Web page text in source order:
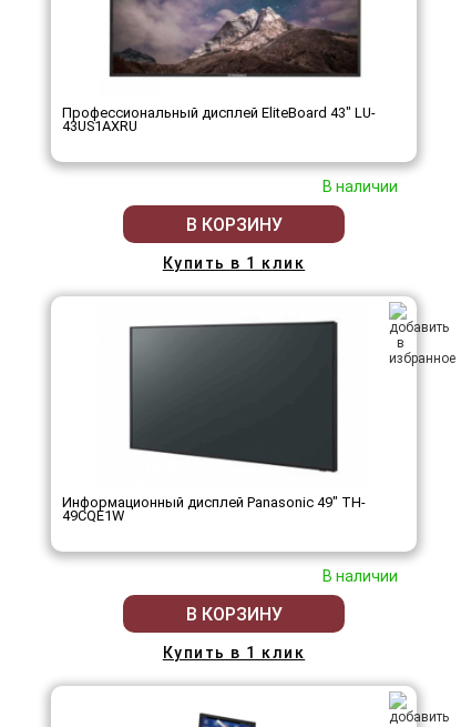
Профессиональный дисплей EliteBoard 43" LU-
43US1AXRU
В наличии
В КОРЗИНУ
Купить в 1 клик
Информационный дисплей Panasonic 49" TH-
49CQE1W
В наличии
В КОРЗИНУ
Купить в 1 клик